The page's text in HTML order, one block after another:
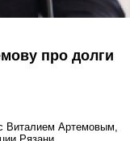
про долги
Виталием Артемовым,